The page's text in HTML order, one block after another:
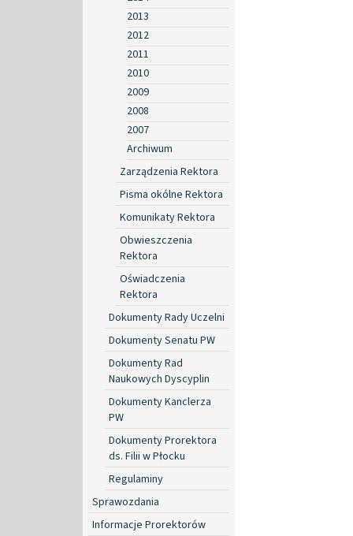
2013
2012
2011
2010
2009
2008
2007
Archiwum
Zarządzenia Rektora
Pisma okólne Rektora
Komunikaty Rektora
Obwieszczenia
Rektora
Oświadczenia
Rektora
Dokumenty Rady Uczelni
Dokumenty Senatu PW
Dokumenty Rad
Naukowych Dyscyplin
Dokumenty Kanclerza
PW
Dokumenty Prorektora
ds. Filii w Płocku
Regulaminy
Sprawozdania
Informacje Prorektorów